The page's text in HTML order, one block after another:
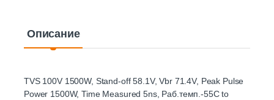
Описание
TVS 100V 1500W, Stand-off 58.1V, Vbr 71.4V, Peak Pulse
Power 1500W, Time Measured 5ns, Раб.темп.-55C to